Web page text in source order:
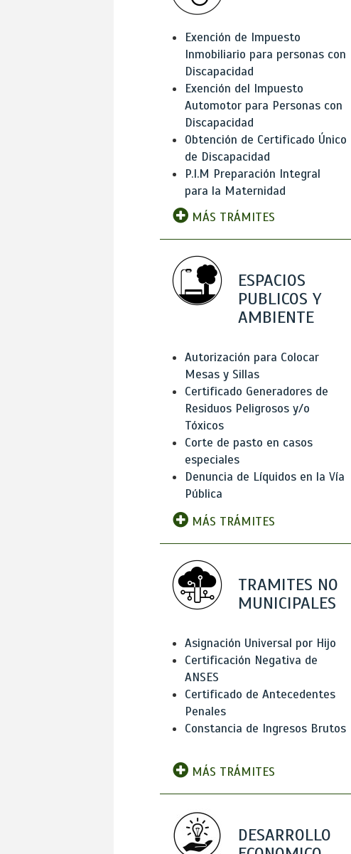
Exención de Impuesto
Inmobiliario para personas con
Discapacidad
Exención del Impuesto
Automotor para Personas con
Discapacidad
Obtención de Certificado Único
de Discapacidad
P.I.M Preparación Integral
para la Maternidad
MÁS TRÁMITES
ESPACIOS
PUBLICOS Y
AMBIENTE
Autorización para Colocar
Mesas y Sillas
Certificado Generadores de
Residuos Peligrosos y/o
Tóxicos
Corte de pasto en casos
especiales
Denuncia de Líquidos en la Vía
Pública
MÁS TRÁMITES
TRAMITES NO
MUNICIPALES
Asignación Universal por Hijo
Certificación Negativa de
ANSES
Certificado de Antecedentes
Penales
Constancia de Ingresos Brutos
MÁS TRÁMITES
DESARROLLO